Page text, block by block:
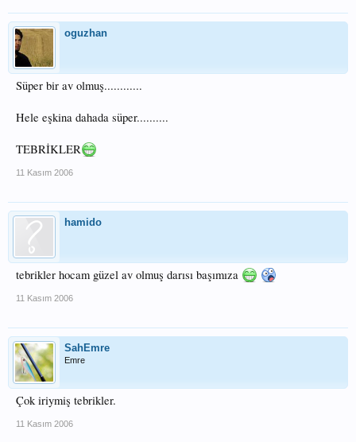
oguzhan
Süper bir av olmuş............
Hele eşkina dahada süper..........
TEBRİKLER
11 Kasım 2006
hamido
tebrikler hocam güzel av olmuş darısı başımıza
11 Kasım 2006
SahEmre
Emre
Çok iriymiş tebrikler.
11 Kasım 2006